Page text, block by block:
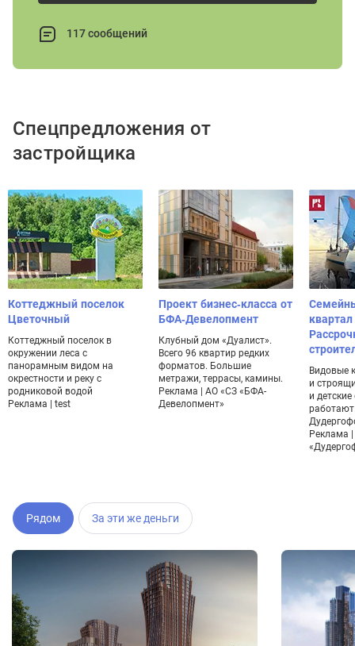
117 сообщений
Спецпредложения от
застройщика
Коттеджный поселок
Цветочный
Коттеджный поселок в
окружении леса с
панорамным видом на
окрестности и реку с
родниковой водой
Реклама | test
Проект бизнес-класса от
БФА-Девелопмент
Клубный дом «Дуалист».
Всего 96 квартир редких
форматов. Большие
метражи, террасы, камины.
Реклама | АО «СЗ «БФА-
Девелопмент»
Видовые
и
и
Реклама
Рядом За эти же деньги